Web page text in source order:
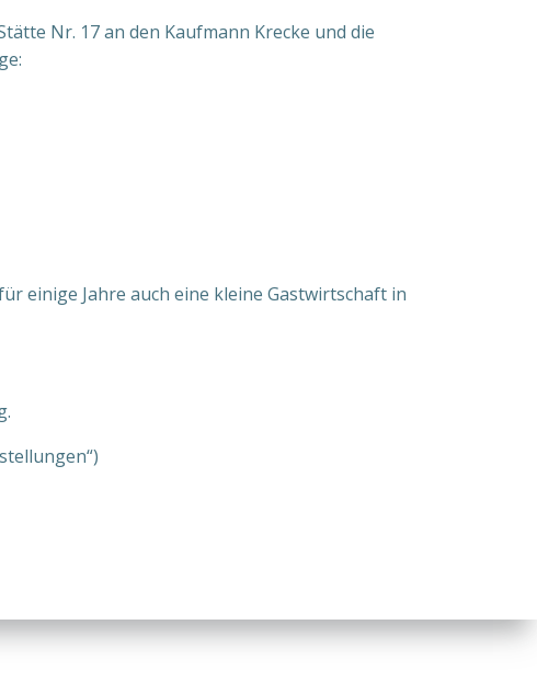
Nr. 17 an den Kaufmann Krecke und die
einige Jahre auch eine kleine Gastwirtschaft in